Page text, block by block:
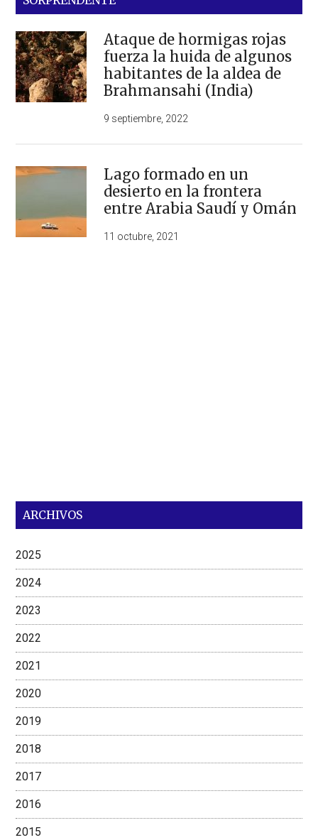
Ataque de hormigas rojas
fuerza la huida de algunos
habitantes de la aldea de
Brahmansahi (India)
9 septiembre, 2022
Lago formado en un
desierto en la frontera
entre Arabia Saudí y Omán
11 octubre, 2021
ARCHIVOS
2025
2024
2023
2022
2021
2020
2019
2018
2017
2016
2015